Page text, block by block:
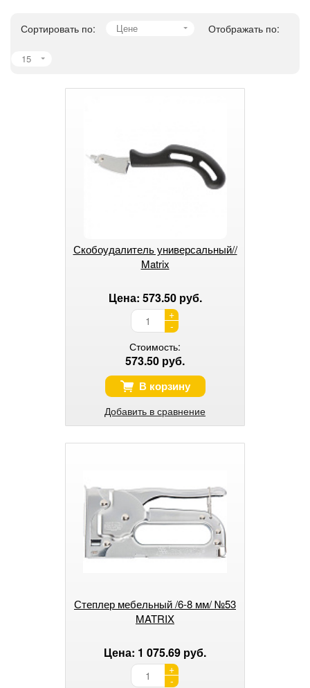
Сортировать по: Цене Отображать по:
15
Скобоудалитель универсальный//
Matrix
Цена: 573.50 руб.
+
-
Стоимость:
573.50 руб.
В корзину
Добавить в сравнение
Степлер мебельный /6-8 мм/ №53
MATRIX
Цена: 1 075.69 руб.
+
-